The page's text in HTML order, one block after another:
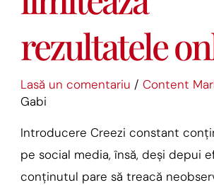
rezultatele
Lasă un comentariu /Content
Gabi
Introducere Creezi constant
pe social media, însă, deși depui
conținutul pare să treacă
online